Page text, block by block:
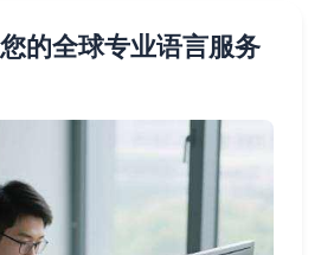
的全球专业语言服务